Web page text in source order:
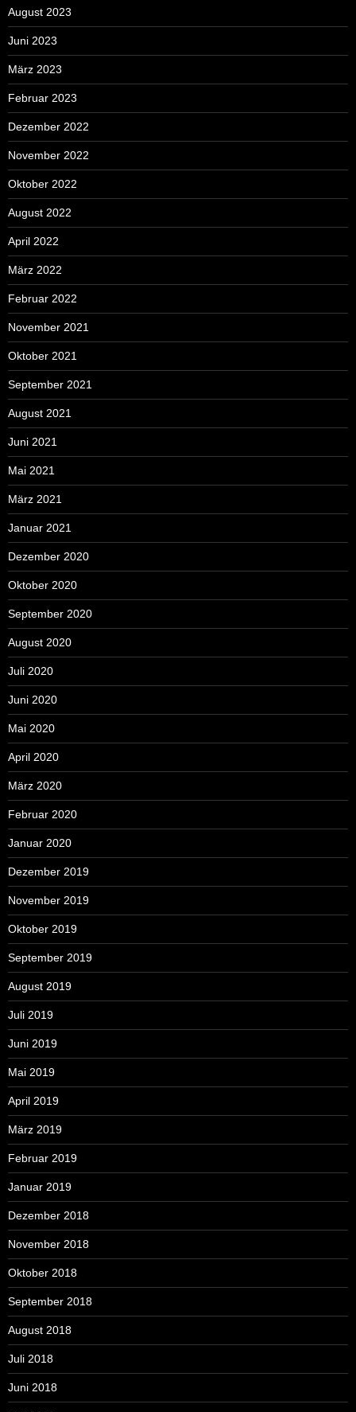
August 2023
Juni 2023
März 2023
Februar 2023
Dezember 2022
November 2022
Oktober 2022
August 2022
April 2022
März 2022
Februar 2022
November 2021
Oktober 2021
September 2021
August 2021
Juni 2021
Mai 2021
März 2021
Januar 2021
Dezember 2020
Oktober 2020
September 2020
August 2020
Juli 2020
Juni 2020
Mai 2020
April 2020
März 2020
Februar 2020
Januar 2020
Dezember 2019
November 2019
Oktober 2019
September 2019
August 2019
Juli 2019
Juni 2019
Mai 2019
April 2019
März 2019
Februar 2019
Januar 2019
Dezember 2018
November 2018
Oktober 2018
September 2018
August 2018
Juli 2018
Juni 2018